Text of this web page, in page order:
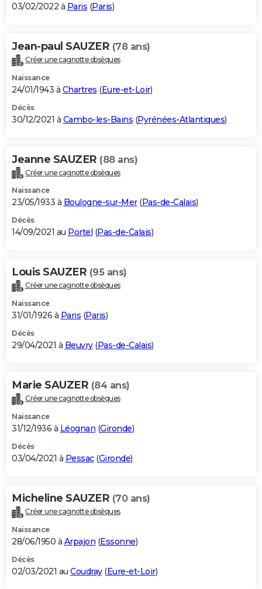
03/02/2022 à Paris (Paris)
Jean-paul SAUZER (78 ans)
Créer une cagnotte obsèques
Naissance
24/01/1943 à Chartres (Eure-et-Loir)
Décès
30/12/2021 à Cambo-les-Bains (Pyrénées-Atlantiques)
Jeanne SAUZER (88 ans)
Créer une cagnotte obsèques
Naissance
23/05/1933 à Boulogne-sur-Mer(Pas-de-Calais)
Décès
14/09/2021 au Portel (Pas-de-Calais)
Louis SAUZER (95 ans)
Créer une cagnotte obsèques
Naissance
31/01/1926 à Paris (Paris)
Décès
29/04/2021 à Beuvry(Pas-de-Calais)
Marie SAUZER (84 ans)
Créer une cagnotte obsèques
Naissance
31/12/1936 à Léognan (Gironde)
Décès
03/04/2021 à Pessac(Gironde)
Micheline SAUZER (70 ans)
Créer une cagnotte obsèques
Naissance
28/06/1950 à Arpajon (Essonne)
Décès
02/03/2021 au Coudray(Eure-et-Loir)